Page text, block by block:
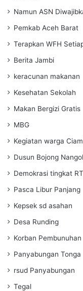
Namun ASN
Pemkab Aceh Barat
Terapkan WFH
Berita Jambi
keracunan makanan
Kesehatan Sekolah
Makan Bergizi Gratis
MBG
Kegiatan warga
Dusun Bojong
Demokrasi tingkat RT
Pasca Libur Panjang
Kepsek sd asahan
Desa Runding
Korban Pembunuhan
Panyabungan Tonga
rsud Panyabungan
Tegal